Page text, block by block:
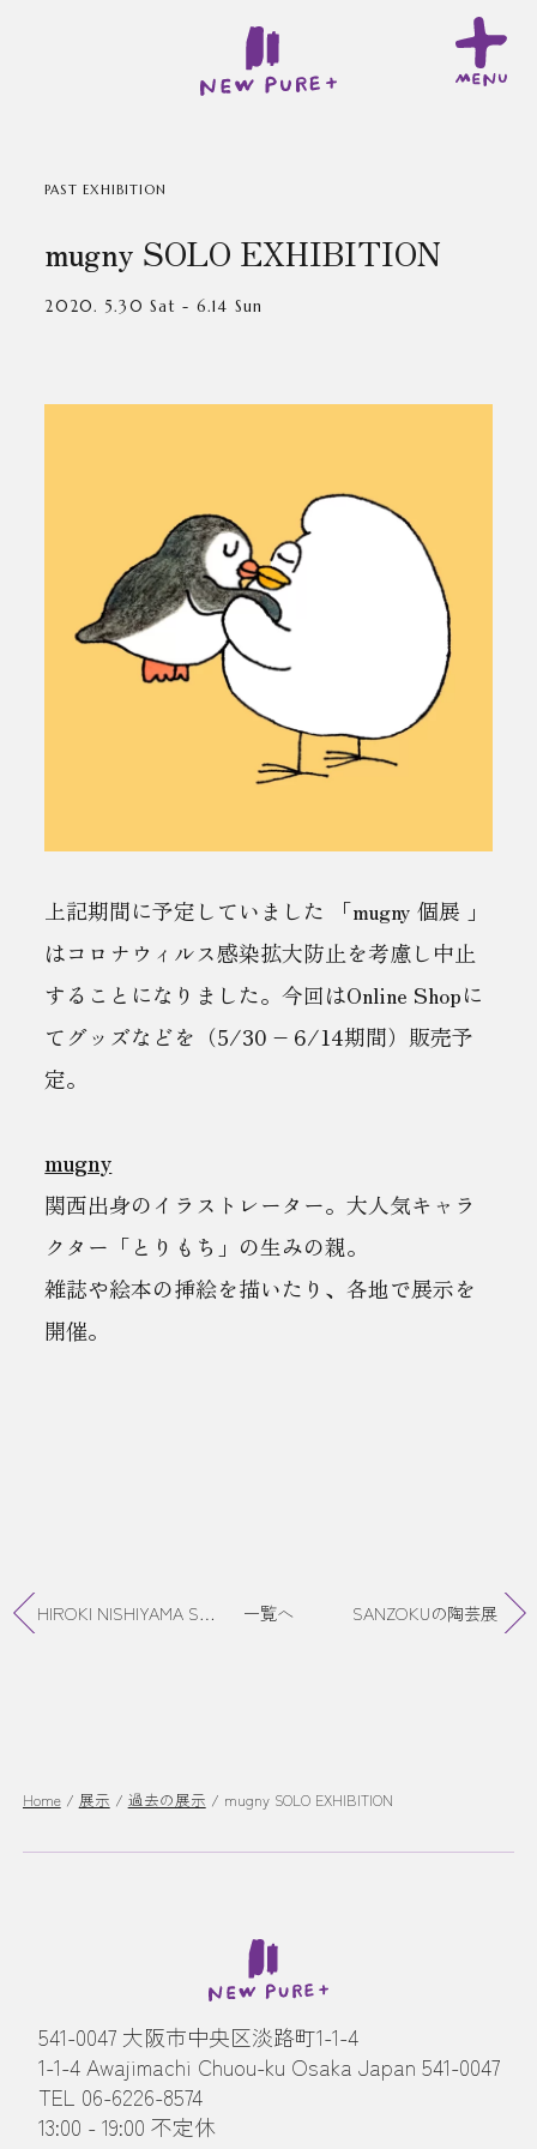
PAST EXHIBITION
mugny SOLO EXHIBITION
2020. 5.30 Sat - 6.14 Sun
上記期間に予定していました 「mugny 個展 」
はコロナウィルス感染拡大防止を考慮し中止
することになりました。今回はOnline Shopに
てグッズなどを（5/30 – 6/14期間）販売予
定。
mugny
関西出身のイラストレーター。大人気キャラ
クター「とりもち」の生みの親。
雑誌や絵本の挿絵を描いたり、各地で展示を
開催。
HIROKI NISHIYAMA SOLO EXHIBITION 「 SCENE 」 一覧へ SANZOKUの陶芸展
Home / 展示 / 過去の展示 / mugny SOLO EXHIBITION
541-0047 大阪市中央区淡路町1-1-4
1-1-4 Awajimachi Chuou-ku Osaka Japan 541-0047
TEL 06-6226-8574
13:00 - 19:00 不定休